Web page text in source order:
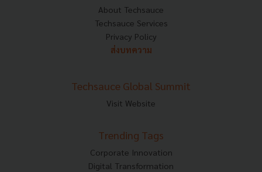
About Techsauce
Techsauce Services
Privacy Policy
ส่งบทความ
Techsauce Global Summit
Visit Website
Trending Tags
Corporate Innovation
Digital Transformation